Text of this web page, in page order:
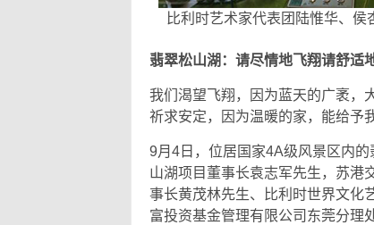
比利时艺术家代表团陆惟华、侯
翡翠松山湖：请尽情地飞翔请舒适
我们渴望飞翔，因为蓝天的广袤，
祈求安定，因为温暖的家，能给予
9月4日，位居国家4A级风景区内
山湖项目董事长袁志军先生，苏港
事长黄茂林先生、比利时世界文化
富投资基金管理有限公司东莞分理